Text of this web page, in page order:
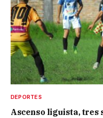
DEPORTES
Ascenso liguista, tres